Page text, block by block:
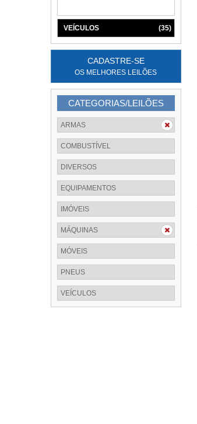
VEÍCULOS (35)
CADASTRE-SE
OS MELHORES LEILÕES
CATEGORIAS/LEILÕES
ARMAS
COMBUSTÍVEL
DIVERSOS
EQUIPAMENTOS
IMÓVEIS
MÁQUINAS
MÓVEIS
PNEUS
VEÍCULOS